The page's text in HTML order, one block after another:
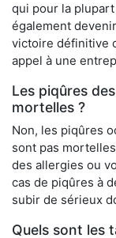
qui pour la
également
victoire définitive
appel à une
Les piqûres
mortelles ?
Non, les piqûres
sont pas
des allergies ou
cas de piqûres à
subir de sérieux
Quels sont les